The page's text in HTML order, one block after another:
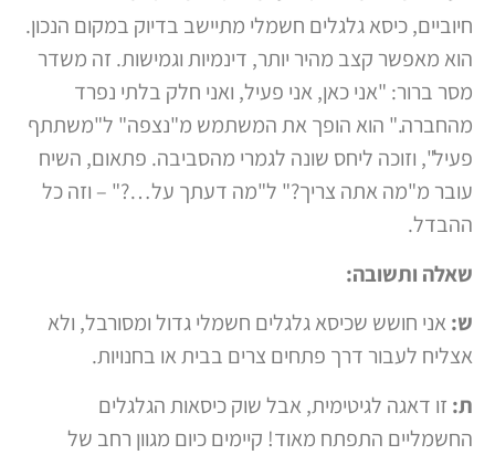
חיוביים, כיסא גלגלים חשמלי מתיישב בדיוק במקום הנכון.
הוא מאפשר קצב מהיר יותר, דינמיות וגמישות. זה משדר
מסר ברור: "אני כאן, אני פעיל, ואני חלק בלתי נפרד
מהחברה." הוא הופך את המשתמש מ"נצפה" ל"משתתף
פעיל", וזוכה ליחס שונה לגמרי מהסביבה. פתאום, השיח
עובר מ"מה אתה צריך?" ל"מה דעתך על…?" – וזה כל
ההבדל.
שאלה ותשובה:
ש:אני חושש שכיסא גלגלים חשמלי גדול ומסורבל, ולא
אצליח לעבור דרך פתחים צרים בבית או בחנויות.
ת:זו דאגה לגיטימית, אבל שוק כיסאות הגלגלים
החשמליים התפתח מאוד! קיימים כיום מגוון רחב של